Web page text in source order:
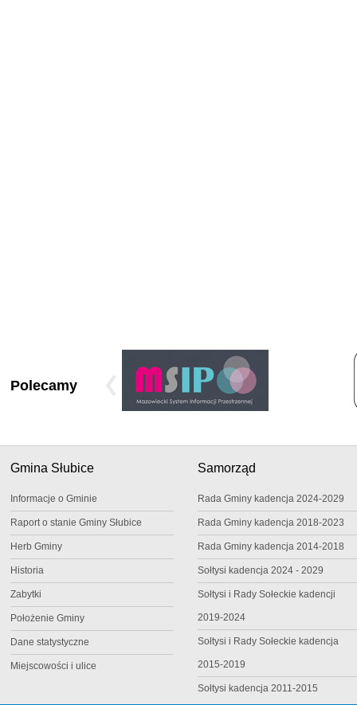
Polecamy
Gmina Słubice
Informacje o Gminie
Raport o stanie Gminy Słubice
Herb Gminy
Historia
Zabytki
Położenie Gminy
Dane statystyczne
Miejscowości i ulice
Samorząd
Rada Gminy kadencja 2024-2029
Rada Gminy kadencja 2018-2023
Rada Gminy kadencja 2014-2018
Sołtysi kadencja 2024 - 2029
Sołtysi i Rady Sołeckie kadencji
2019-2024
Sołtysi i Rady Sołeckie kadencja
2015-2019
Sołtysi kadencja 2011-2015